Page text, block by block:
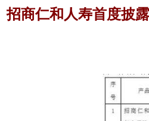
招商仁和人寿首度披